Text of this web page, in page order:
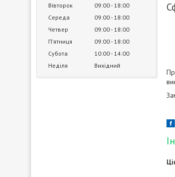
Вівторок
09:00 18:00
Середа
09:00 18:00
Четвер
09:00 18:00
Пʼятниця
09:00 18:00
Субота
10:00 14:00
Неділя
Вихідний